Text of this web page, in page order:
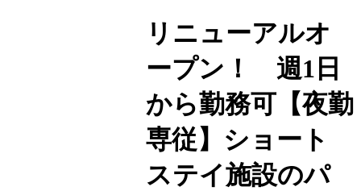
リニューアルオ
ープン！ 週1日
から勤務可【夜勤
専従】ショート
ステイ施設のパ